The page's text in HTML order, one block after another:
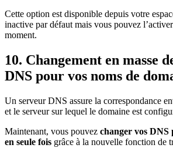
Cette option est disponible depuis votre
inactive par défaut mais vous pouvez
moment.
10. Changement en masse
DNS pour vos noms de
Un serveur DNS assure la correspondance
et le serveur sur lequel le domaine est
Maintenant, vous pouvez changer vos DNS
en seule fois grâce à la nouvelle fonction de